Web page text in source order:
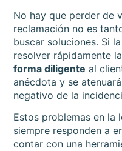
No hay que perder de
reclamación no es
buscar soluciones. Si
resolver rápidamente
forma diligente al
anécdota y se
negativo de la
Estos problemas en la
siempre responden a
contar con una